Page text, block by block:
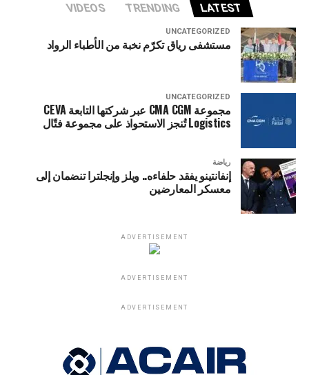
LATEST
TRENDING
VIDEOS
UNCATEGORIZED
مستشفى رياق تكرّم نخبة من الأطباء الرواد
UNCATEGORIZED
مجموعة CMA CGM عبر شركتها التابعة CEVA
Logistics تُنجز الاستحواذ على مجموعة فتّال
رياضة
إنفانتينو يفقد حلفاءه.. ويلز وإنجلترا تنضمان إلى
معسكر المعارضين
ADVERTISEMENT
ADVERTISEMENT
ADVERTISEMENT